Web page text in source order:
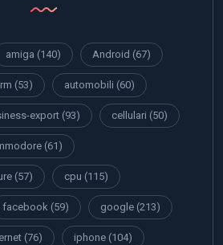
amiga (140) Android (67)
(53) automobili (60)
export (93) cellulari (50)
(61)
(57) cpu (115)
facebook (59) google (213)
(76) iphone (104)